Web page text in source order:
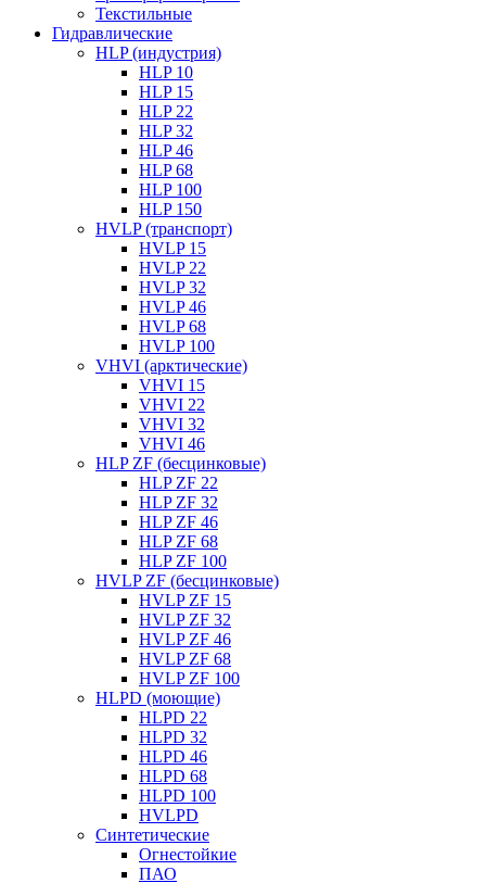
Текстильные
Гидравлические
HLP (индустрия)
HLP 10
HLP 15
HLP 22
HLP 32
HLP 46
HLP 68
HLP 100
HLP 150
HVLP (транспорт)
HVLP 15
HVLP 22
HVLP 32
HVLP 46
HVLP 68
HVLP 100
VHVI (арктические)
VHVI 15
VHVI 22
VHVI 32
VHVI 46
HLP ZF (бесцинковые)
HLP ZF 22
HLP ZF 32
HLP ZF 46
HLP ZF 68
HLP ZF 100
HVLP ZF (бесцинковые)
HVLP ZF 15
HVLP ZF 32
HVLP ZF 46
HVLP ZF 68
HVLP ZF 100
HLPD (моющие)
HLPD 22
HLPD 32
HLPD 46
HLPD 68
HLPD 100
HVLPD
Синтетические
Огнестойкие
ПАО